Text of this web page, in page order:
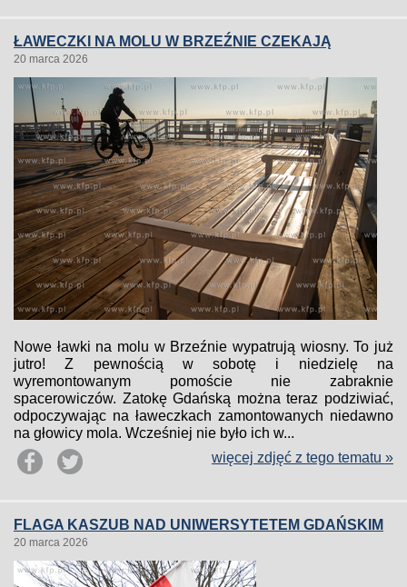
ŁAWECZKI NA MOLU W BRZEŹNIE CZEKAJĄ
20 marca 2026
Nowe ławki na molu w Brzeźnie wypatrują wiosny. To już
jutro! Z pewnością w sobotę i niedzielę na
wyremontowanym pomoście nie zabraknie
spacerowiczów. Zatokę Gdańską można teraz podziwiać,
odpoczywając na ławeczkach zamontowanych niedawno
na głowicy mola. Wcześniej nie było ich w...
więcej zdjęć z tego tematu »
FLAGA KASZUB NAD UNIWERSYTETEM GDAŃSKIM
20 marca 2026